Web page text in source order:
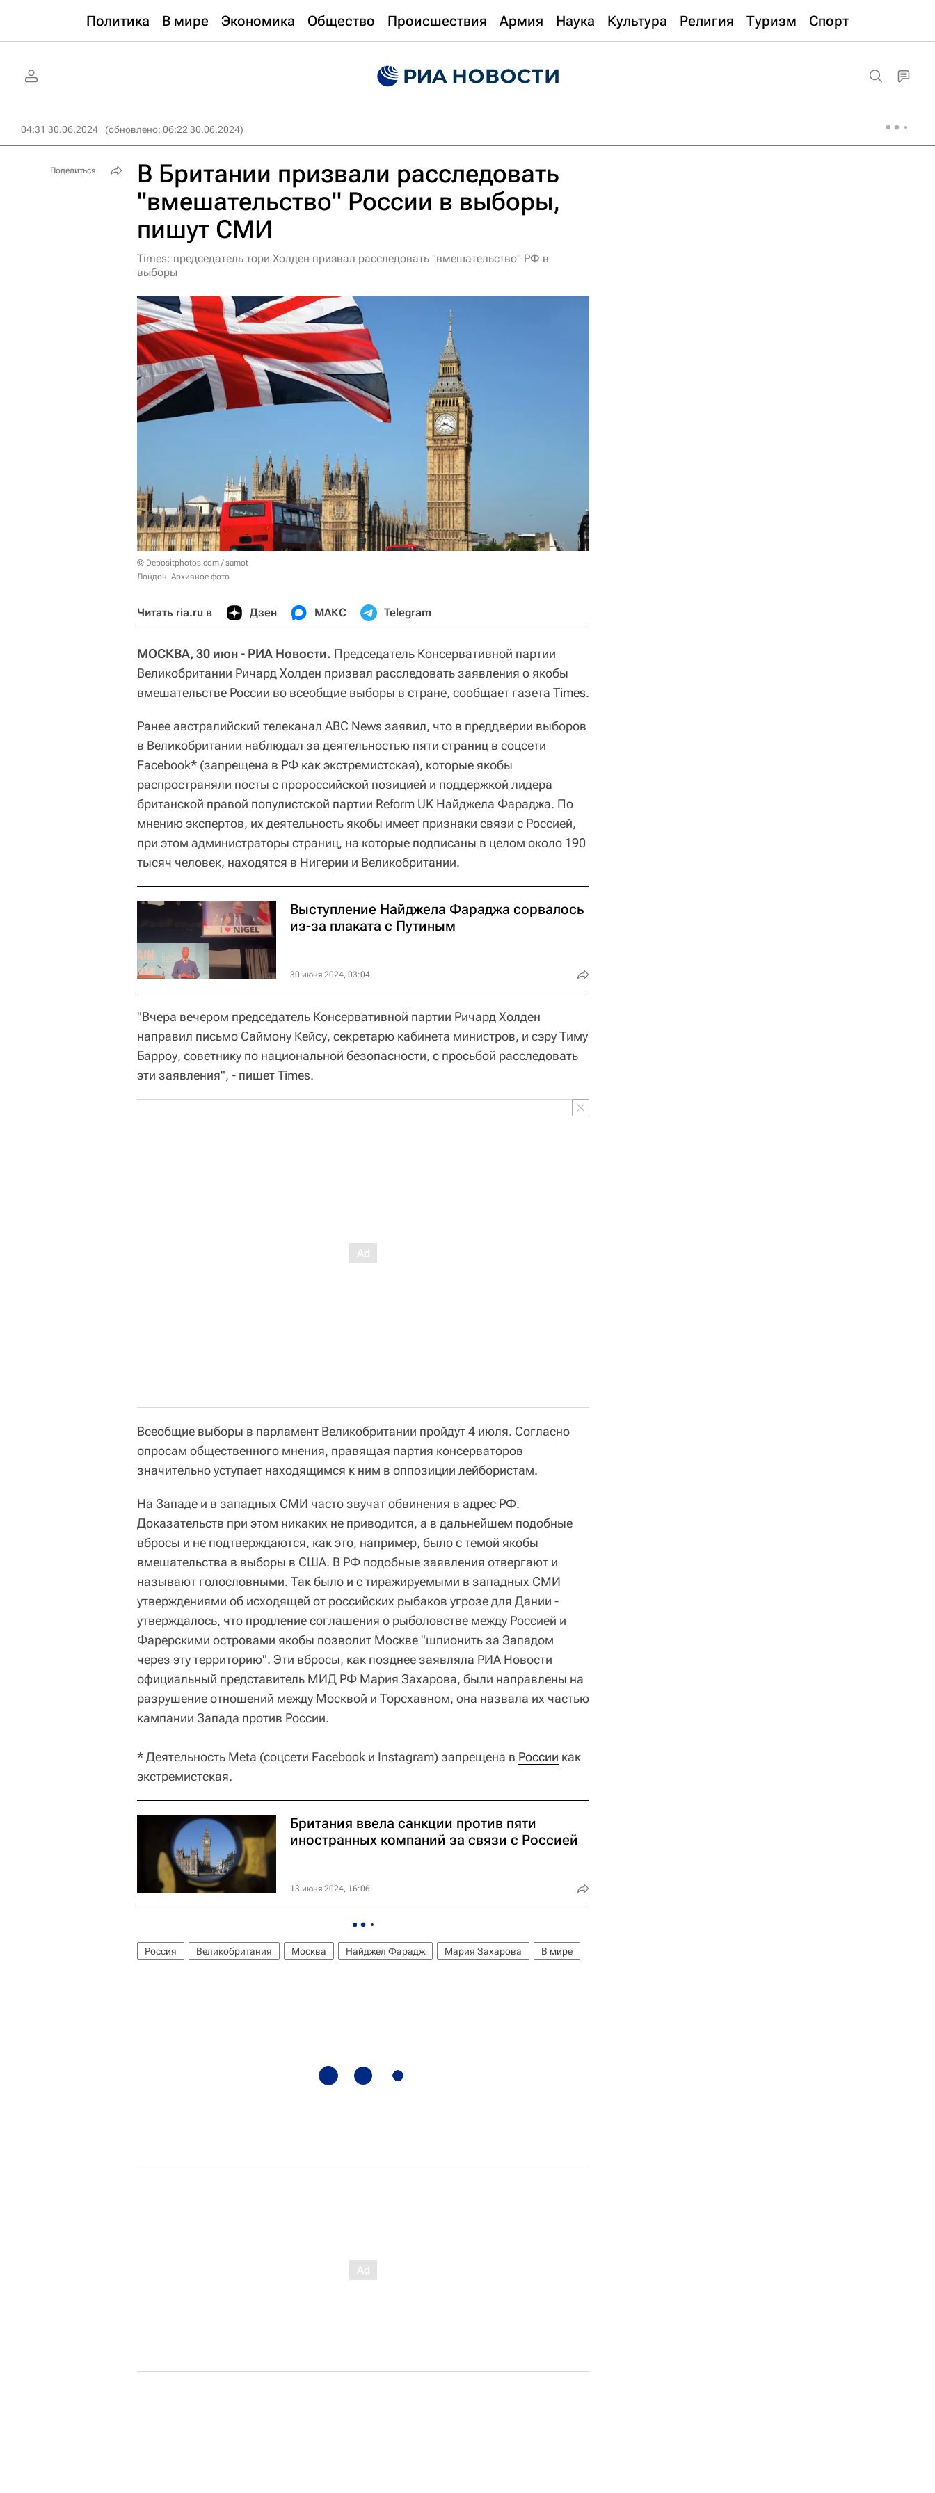
Политика В мире Экономика Общество Происшествия Армия Наука Культура Религия Туризм Спорт
04:31 30.06.2024 (обновлено: 06:22 30.06.2024)
В Британии призвали расследовать
"вмешательство" России в выборы,
пишут СМИ
Times: председатель тори Холден призвал расследовать "вмешательство" РФ в
выборы
© Depositphotos.com / samot
Лондон. Архивное фото
Читать ria.ru в Дзен МАКС Telegram
МОСКВА, 30 июн - РИА Новости. Председатель Консервативной партии
Великобритании Ричард Холден призвал расследовать заявления о якобы
вмешательстве России во всеобщие выборы в стране, сообщает газета Times.
Ранее австралийский телеканал ABC News заявил, что в преддверии выборов
в Великобритании наблюдал за деятельностью пяти страниц в соцсети
Facebook* (запрещена в РФ как экстремистская), которые якобы
распространяли посты с пророссийской позицией и поддержкой лидера
британской правой популистской партии Reform UK Найджела Фараджа. По
мнению экспертов, их деятельность якобы имеет признаки связи с Россией,
при этом администраторы страниц, на которые подписаны в целом около 190
тысяч человек, находятся в Нигерии и Великобритании.
Выступление Найджела Фараджа сорвалось
из-за плаката с Путиным
30 июня 2024, 03:04
"Вчера вечером председатель Консервативной партии Ричард Холден
направил письмо Саймону Кейсу, секретарю кабинета министров, и сэру Тиму
Барроу, советнику по национальной безопасности, с просьбой расследовать
эти заявления", - пишет Times.
Всеобщие выборы в парламент Великобритании пройдут 4 июля. Согласно
опросам общественного мнения, правящая партия консерваторов
значительно уступает находящимся к ним в оппозиции лейбористам.
На Западе и в западных СМИ часто звучат обвинения в адрес РФ.
Доказательств при этом никаких не приводится, а в дальнейшем подобные
вбросы и не подтверждаются, как это, например, было с темой якобы
вмешательства в выборы в США. В РФ подобные заявления отвергают и
называют голословными. Так было и с тиражируемыми в западных СМИ
утверждениями об исходящей от российских рыбаков угрозе для Дании -
утверждалось, что продление соглашения о рыболовстве между Россией и
Фарерскими островами якобы позволит Москве "шпионить за Западом
через эту территорию". Эти вбросы, как позднее заявляла РИА Новости
официальный представитель МИД РФ Мария Захарова, были направлены на
разрушение отношений между Москвой и Торсхавном, она назвала их частью
кампании Запада против России.
* Деятельность Meta (соцсети Facebook и Instagram) запрещена в России как
экстремистская.
Британия ввела санкции против пяти
иностранных компаний за связи с Россией
13 июня 2024, 16:06
Россия Великобритания Москва Найджел Фарадж Мария Захарова В мире
Поделиться